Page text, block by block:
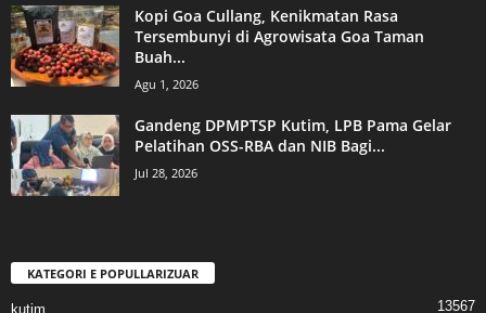
Kopi Goa Cullang, Kenikmatan Rasa
Tersembunyi di Agrowisata Goa Taman
Buah...
Agu 1, 2026
Gandeng DPMPTSP Kutim, LPB Pama Gelar
Pelatihan OSS-RBA dan NIB Bagi...
Jul 28, 2026
KATEGORI E POPULLARIZUAR
kutim 13567